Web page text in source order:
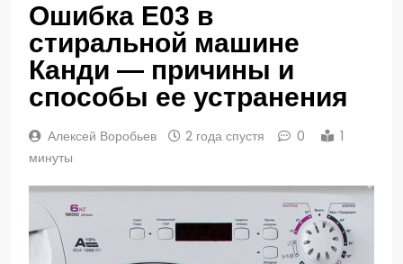
Ошибка Е03 в
стиральной машине
Канди — причины и
способы ее устранения
Алексей Воробьев 2 года спустя 0
1
минуты